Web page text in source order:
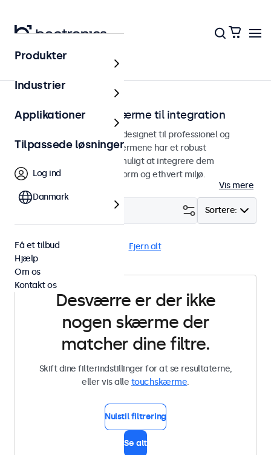
Hjem
Indbyggede touchskærme til integration
Indbyggede touchskærme designet til professionel og
kontinuerlig brug. Touchskærmene har et robust
metalkabinet, der gør det muligt at integrere dem
problemfrit i enhver brugsform og ethvert miljø.
Vis mere
Sortere:
BNC (CVBS) Fjern alt
Desværre er der ikke
nogen skærme der
matcher dine filtre.
Skift dine filterindstillinger for at se resultaterne,
eller vis alle touchskærme.
Nulstil filtrering
Se alt
Produkter
Industrier
Applikationer
Tilpassede løsninger
Log ind
Danmark
Få et tilbud
Hjælp
Om os
Kontakt os